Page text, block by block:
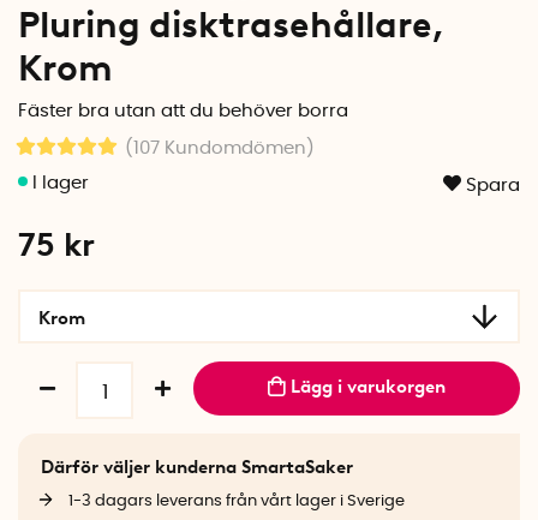
Pluring disktrasehållare,
Krom
Fäster bra utan att du behöver borra
(107 Kundomdömen )
Spara
75 kr
Krom
Lägg i varukorgen
Därför väljer kunderna SmartaSaker
1-3 dagars leverans från vårt lager i Sverige